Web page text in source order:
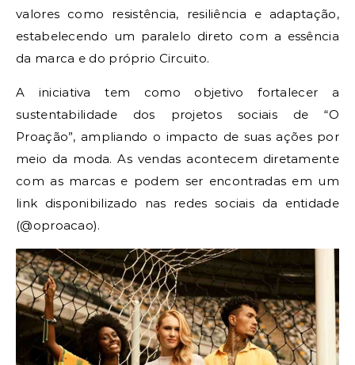
valores como resistência, resiliência e adaptação,
estabelecendo um paralelo direto com a essência
da marca e do próprio Circuito.
A iniciativa tem como objetivo fortalecer a
sustentabilidade dos projetos sociais de “O
Proação”, ampliando o impacto de suas ações por
meio da moda. As vendas acontecem diretamente
com as marcas e podem ser encontradas em um
link disponibilizado nas redes sociais da entidade
(@oproacao).